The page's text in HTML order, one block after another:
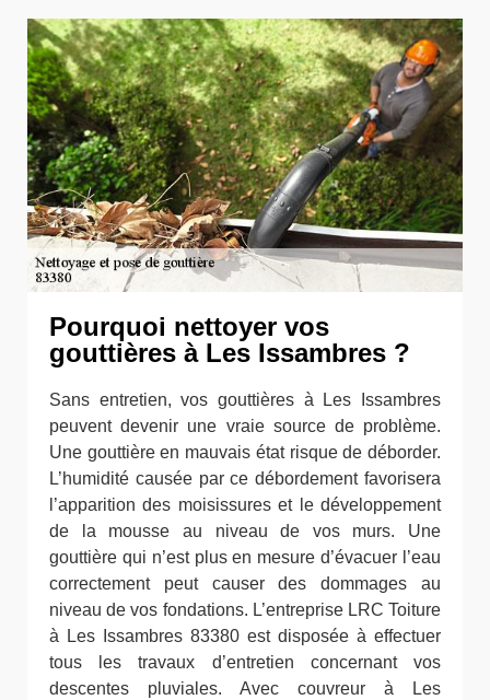
Pourquoi nettoyer vos
gouttières à Les Issambres ?
Sans entretien, vos gouttières à Les Issambres
peuvent devenir une vraie source de problème.
Une gouttière en mauvais état risque de déborder.
L’humidité causée par ce débordement favorisera
l’apparition des moisissures et le développement
de la mousse au niveau de vos murs. Une
gouttière qui n’est plus en mesure d’évacuer l’eau
correctement peut causer des dommages au
niveau de vos fondations. L’entreprise LRC Toiture
à Les Issambres 83380 est disposée à effectuer
tous les travaux d’entretien concernant vos
descentes pluviales. Avec couvreur à Les